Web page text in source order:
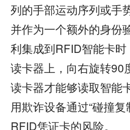
列的手部运动序列或手
并作为一个额外的身份
利集成到RFID智能卡
读卡器上，向右旋转90
读卡器才能够读取智能
用欺诈设备通过“碰撞
RFID凭证卡的风险。